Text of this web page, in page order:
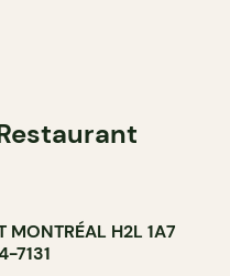
MONTRÉAL H2L 1A7
7131